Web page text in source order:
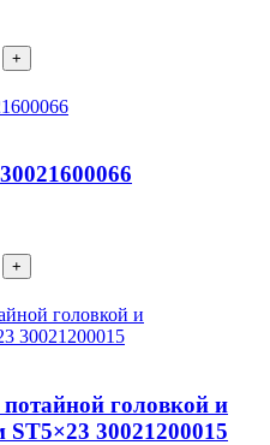
+
+
головкой и
30021200015